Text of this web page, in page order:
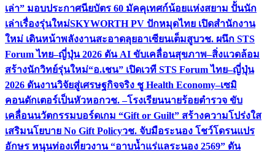
เล่า” มอบประกาศนียบัตร 60 มัคคุเทศก์น้อยแห่งสยาม ปั้นนัก
เล่าเรื่องรุ่นใหม่SKYWORTH PV ปักหมุดไทย เปิดสำนักงาน
ใหม่ เดินหน้าพลังงานสะอาดลุยอาเซียนเต็มสูบวช. ผนึก STS
Forum ไทย–ญี่ปุ่น 2026 ดัน AI ขับเคลื่อนสุขภาพ–สิ่งแวดล้อม
สร้างนักวิทย์รุ่นใหม่“อ.เชน” เปิดเวที STS Forum ไทย–ญี่ปุ่น
2026 ดันงานวิจัยสู่เศรษฐกิจจริง ชู Health Economy–เซมิ
คอนดักเตอร์เป็นหัวหอกวช. –โรงเรียนนายร้อยตำรวจ ขับ
เคลื่อนนวัตกรรมบอร์ดเกม “Gift or Guilt” สร้างความโปร่งใส
เสริมนโยบาย No Gift Policyวช. จับมือระนอง โชว์โดรนแปร
อักษร หนุนท่องเที่ยวงาน “อาบน้ำแร่แลระนอง 2569” ดัน